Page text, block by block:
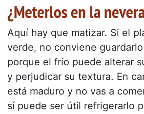
¿Meterlos en la
Aquí hay que matizar. Si el
verde, no conviene
porque el frío puede alterar
y perjudicar su textura. En
está maduro y no vas a
sí puede ser útil refrigerarlo